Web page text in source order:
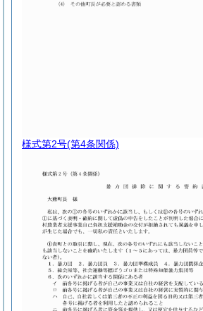
様式第2号(第4条関係)